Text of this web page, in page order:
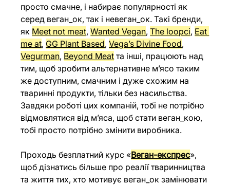
просто смачне, і набирає популярності як
серед веган_ок, так і невеган_ок. Такі бренди,
як Meet not meat, Wanted Vegan, The loopci, Eat
me at, GG Plant Based, Vega’s Divine Food,
Vegurman, Beyond Meat та інші, працюють над
тим, щоб зробити альтернативне м’ясо таким
же доступним, смачним і дуже схожим на
тваринні продукти, тільки без насильства.
Завдяки роботі цих компаній, тобі не потрібно
відмовлятися від м’яса, щоб стати веган_кою,
тобі просто потрібно змінити виробника.
Проходь безплатний курс «Веган-експрес»,
щоб дізнатись більше про реалії тваринництва
та життя тих, хто мотивує веган_ок замінювати